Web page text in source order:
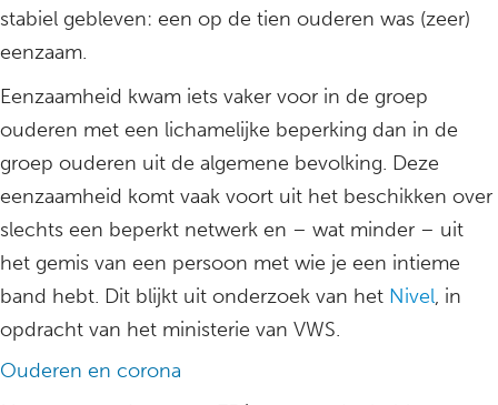
stabiel gebleven: een op de tien ouderen was (zeer)
eenzaam.
Eenzaamheid kwam iets vaker voor in de groep
ouderen met een lichamelijke beperking dan in de
groep ouderen uit de algemene bevolking. Deze
eenzaamheid komt vaak voort uit het beschikken over
slechts een beperkt netwerk en – wat minder – uit
het gemis van een persoon met wie je een intieme
band hebt. Dit blijkt uit onderzoek van het Nivel, in
opdracht van het ministerie van VWS.
Ouderen en corona